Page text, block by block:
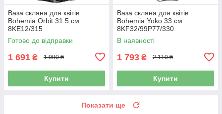
Ваза скляна для квітів
Bohemia Orbit 31.5 см
8KE12/315
Готово до відправки
1 691 ₴ 1 990 ₴
Купити
Ваза скляна для квітів
Bohemia Yoko 33 см
8KF32/99P77/330
В наявності
1 793 ₴ 2 110 ₴
Купити
Показати ще